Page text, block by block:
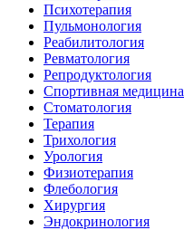
Психотерапия
Пульмонология
Реабилитология
Ревматология
Репродуктология
Спортивная медицина
Стоматология
Терапия
Трихология
Урология
Физиотерапия
Флебология
Хирургия
Эндокринология